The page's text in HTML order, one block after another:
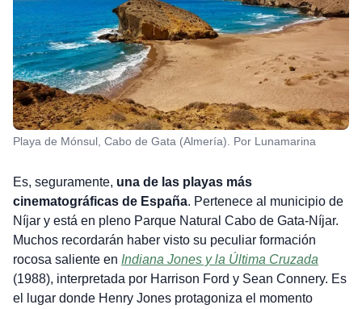
Playa de Mónsul, Cabo de Gata (Almería). Por Lunamarina
Es, seguramente, una de las playas más
cinematográficas de España. Pertenece al municipio de
Níjar y está en pleno Parque Natural Cabo de Gata-Níjar.
Muchos recordarán haber visto su peculiar formación
rocosa saliente en Indiana Jones y la Última Cruzada
(1988), interpretada por Harrison Ford y Sean Connery. Es
el lugar donde Henry Jones protagoniza el momento